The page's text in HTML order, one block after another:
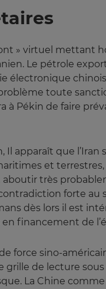
» virtuel mettant
Le pétrole
électronique
toute
à Pékin de faire
apparaît que
et
très
forte au
dès lors il est
financement de
force sino-
grille de lecture
La Chine